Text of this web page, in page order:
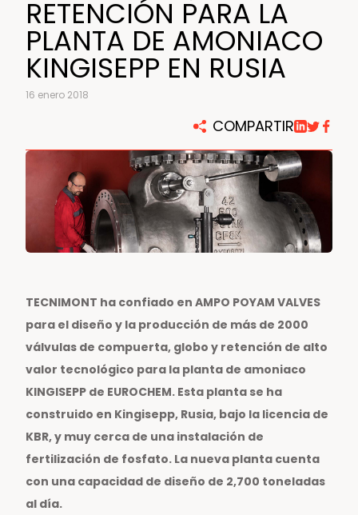
RETENCIÓN PARA LA
PLANTA DE AMONIACO
KINGISEPP EN RUSIA
16 enero 2018
COMPARTIR
TECNIMONT ha confiado en AMPO POYAM VALVES
para el diseño y la producción de más de 2000
válvulas de compuerta, globo y retención de alto
valor tecnológico para la planta de amoniaco
KINGISEPP de EUROCHEM. Esta planta se ha
construido en Kingisepp, Rusia, bajo la licencia de
KBR, y muy cerca de una instalación de
fertilización de fosfato. La nueva planta cuenta
con una capacidad de diseño de 2,700 toneladas
al día.